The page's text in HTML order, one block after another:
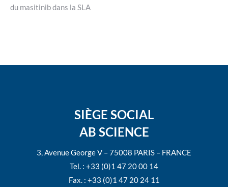
du masitinib dans la SLA
SIÈGE SOCIAL
AB SCIENCE
3, Avenue George V – 75008 PARIS – FRANCE
Tel. : +33 (0)1 47 20 00 14
Fax. : +33 (0)1 47 20 24 11